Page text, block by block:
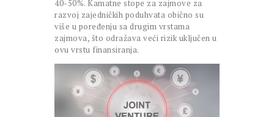
40-50%. Kamatne stope za zajmove za
razvoj zajedničkih poduhvata obično su
više u poređenju sa drugim vrstama
zajmova, što odražava veći rizik uključen u
ovu vrstu finansiranja.